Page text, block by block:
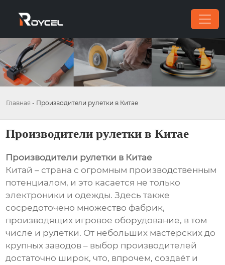
Главная - Производители рулетки в Китае
Производители рулетки в Китае
Производители рулетки в Китае
Китай – страна с огромным производственным
потенциалом, и это касается не только
электроники и одежды. Здесь также
сосредоточено множество фабрик,
производящих игровое оборудование, в том
числе и рулетки. От небольших мастерских до
крупных заводов – выбор производителей
достаточно широк, что, впрочем, создаёт и